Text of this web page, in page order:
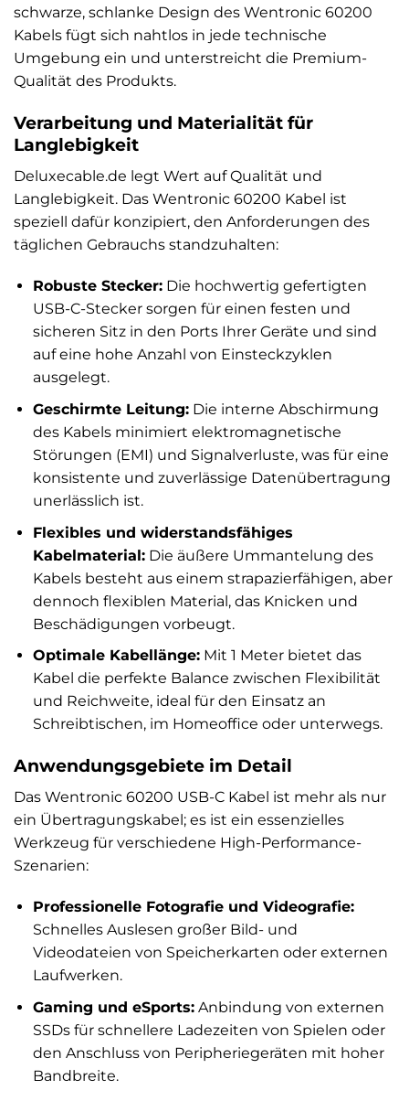
schwarze, schlanke Design des Wentronic 60200
Kabels fügt sich nahtlos in jede technische
Umgebung ein und unterstreicht die Premium-
Qualität des Produkts.
Verarbeitung und Materialität für
Langlebigkeit
Deluxecable.de legt Wert auf Qualität und
Langlebigkeit. Das Wentronic 60200 Kabel ist
speziell dafür konzipiert, den Anforderungen des
täglichen Gebrauchs standzuhalten:
Robuste Stecker:Die hochwertig gefertigten
USB-C-Stecker sorgen für einen festen und
sicheren Sitz in den Ports Ihrer Geräte und sind
auf eine hohe Anzahl von Einsteckzyklen
ausgelegt.
Geschirmte Leitung:Die interne Abschirmung
des Kabels minimiert elektromagnetische
Störungen (EMI) und Signalverluste, was für eine
konsistente und zuverlässige Datenübertragung
unerlässlich ist.
Flexibles und widerstandsfähiges
Kabelmaterial:Die äußere Ummantelung des
Kabels besteht aus einem strapazierfähigen, aber
dennoch flexiblen Material, das Knicken und
Beschädigungen vorbeugt.
Optimale Kabellänge:Mit 1 Meter bietet das
Kabel die perfekte Balance zwischen Flexibilität
und Reichweite, ideal für den Einsatz an
Schreibtischen, im Homeoffice oder unterwegs.
Anwendungsgebiete im Detail
Das Wentronic 60200 USB-C Kabel ist mehr als nur
ein Übertragungskabel; es ist ein essenzielles
Werkzeug für verschiedene High-Performance-
Szenarien:
Professionelle Fotografie und Videografie:
Schnelles Auslesen großer Bild- und
Videodateien von Speicherkarten oder externen
Laufwerken.
Gaming und eSports:Anbindung von externen
SSDs für schnellere Ladezeiten von Spielen oder
den Anschluss von Peripheriegeräten mit hoher
Bandbreite.